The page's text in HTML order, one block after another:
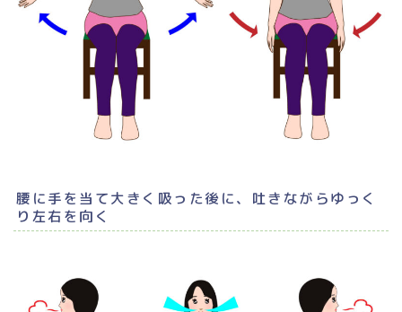
腰に手を当て大きく吸った後に、吐きながらゆっく
り左右を向く